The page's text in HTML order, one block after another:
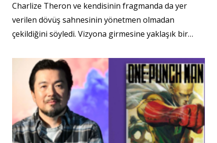
Charlize Theron ve kendisinin fragmanda da yer
verilen dövüş sahnesinin yönetmen olmadan
çekildiğini söyledi. Vizyona girmesine yaklaşık bir…